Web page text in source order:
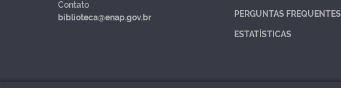
Contato
biblioteca@enap.gov.br
PERGUNTAS FREQUENTES
ESTATÍSTICAS